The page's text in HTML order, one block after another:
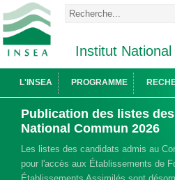
Institut
L'INSEA PROGRAMME
Publication des listes
National Commun 2026
Les listes des candidats admis au
pour l'accès aux Établissements de